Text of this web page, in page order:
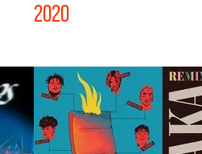
2020